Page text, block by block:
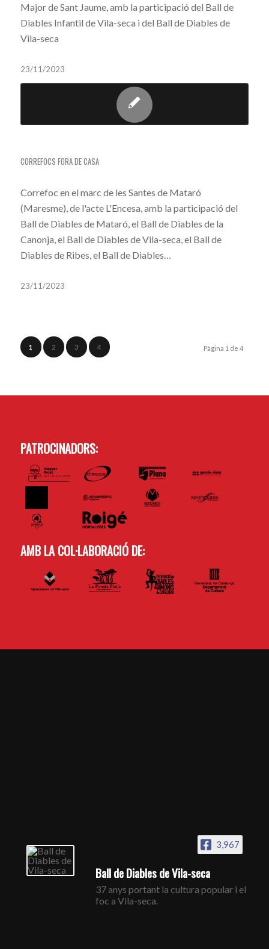
Major de Sant Jaume, amb la participació del Ball de
Diables Infantil de Vila-seca i del Ball de Diables de
Vila-seca
23/11/2023
CORREFOCS FORA DE CASA
Correfoc en el marc de les Santes de Mataró
(Maresme), de l'acte L'Encesa, amb la participació del
Ball de Diables de Mataró, el Ball de Diables de la
Canonja, el Ball de Diables de Vila-seca, el Ball de
Diables de Ribes, el Ball de Diables…
23/11/2023
Pàgina 1 de 4
1 2 3 4
PATROCINADORS:
AMB LA COL·LABORACIÓ DE:
3,967
Ball de Diables de Vila-seca
37 anys portant la cultura popular i el
foc a Vila-seca.